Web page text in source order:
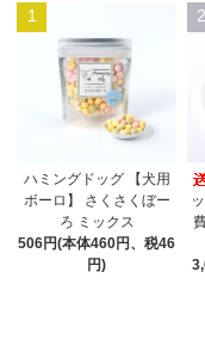
1
ハミングドッグ 【犬用
ボーロ】 さくさくぼー
ろ ミックス
506円(本体460円、税46
円)
2